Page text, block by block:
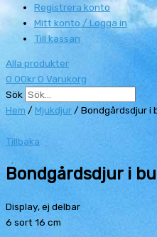
Registrera konto
Mitt konto / Logga in
Till kassan
Alla produkter
0.00kr 0 Varukorg
Sök
Hem / Mjukdjur/ Bondgårdsdjur i
Tillbaka
Bondgårdsdjur i
Display, ej delbar
6 sort 16 cm